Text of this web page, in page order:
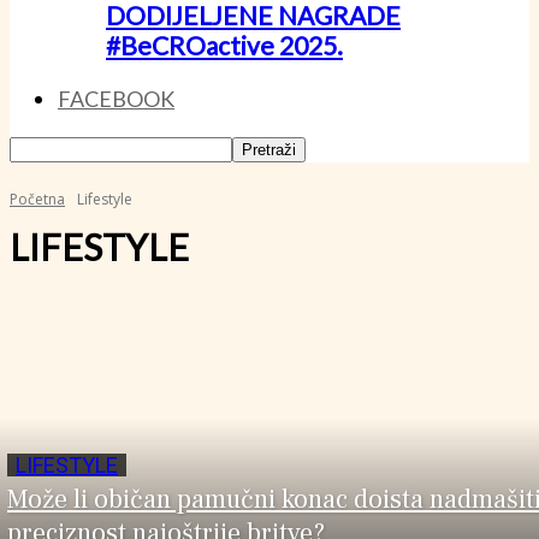
DODIJELJENE NAGRADE
#BeCROactive 2025.
FACEBOOK
Početna Lifestyle
LIFESTYLE
LIFESTYLE
Može li običan pamučni konac doista